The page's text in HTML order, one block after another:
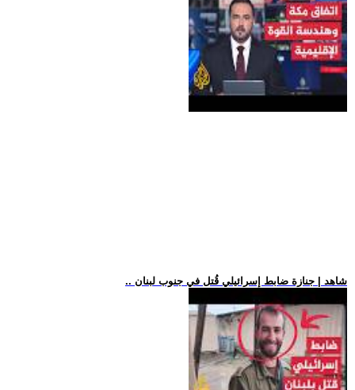
.. شاهد | جنازة ضابط إسرائيلي قُتل في جنوب لبنان